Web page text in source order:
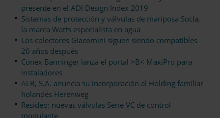
presente en el ADI Design Index 2019
Sistemas de protección y válvulas de mariposa Socla,
la marca Watts especialista en agua
Los colectores Giacomini siguen siendo compatibles
20 años después
Conex Bänninger lanza el portal >B< MaxiPro para
instaladores
ALB, S.A. anuncia su incorporación al Holding familiar
holandés Herenweg
Resideo: nuevas válvulas Serie VC de control
modulante